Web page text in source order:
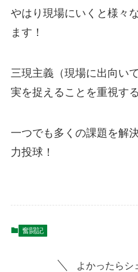
やはり現場にいくと様々
ます！
三現主義（現場に出向い
実を捉えることを重視す
一つでも多くの課題を解
力投球！
奮闘記
よかったらシ